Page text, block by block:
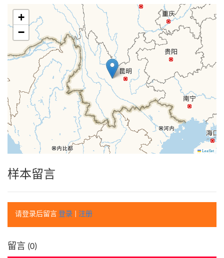
+
−
Leaflet
样本留言
请登录后留言 登录 注册
留言 (0)